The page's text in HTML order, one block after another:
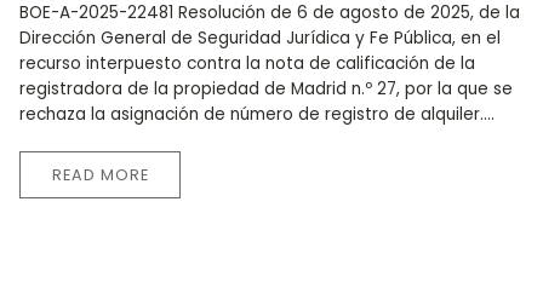
BOE-A-2025-22481 Resolución de 6 de agosto de 2025, de la
Dirección General de Seguridad Jurídica y Fe Pública, en el
recurso interpuesto contra la nota de calificación de la
registradora de la propiedad de Madrid n.º 27, por la que se
rechaza la asignación de número de registro de alquiler....
READ MORE